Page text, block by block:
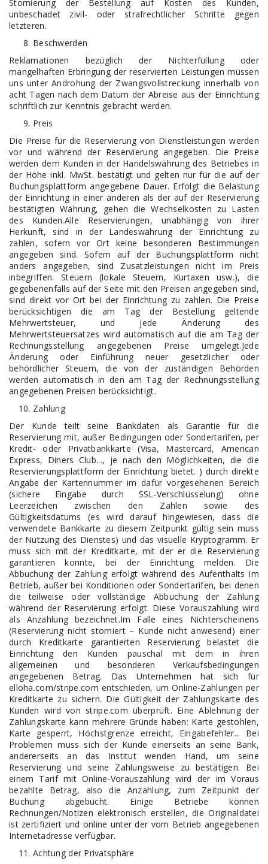
Stornierung der Bestellung auf Kosten des Kunden,
unbeschadet zivil- oder strafrechtlicher Schritte gegen
letzteren.
Beschwerden
Reklamationen bezüglich der Nichterfüllung oder
mangelhaften Erbringung der reservierten Leistungen müssen
uns unter Androhung der Zwangsvollstreckung innerhalb von
acht Tagen nach dem Datum der Abreise aus der Einrichtung
schriftlich zur Kenntnis gebracht werden.
Preis
Die Preise für die Reservierung von Dienstleistungen werden
vor und während der Reservierung angegeben. Die Preise
werden dem Kunden in der Handelswährung des Betriebes in
der Höhe inkl. MwSt. bestätigt und gelten nur für die auf der
Buchungsplattform angegebene Dauer. Erfolgt die Belastung
der Einrichtung in einer anderen als der auf der Reservierung
bestätigten Währung, gehen die Wechselkosten zu Lasten
des Kunden.Alle Reservierungen, unabhängig von ihrer
Herkunft, sind in der Landeswährung der Einrichtung zu
zahlen, sofern vor Ort keine besonderen Bestimmungen
angegeben sind. Sofern auf der Buchungsplattform nicht
anders angegeben, sind Zusatzleistungen nicht im Preis
inbegriffen. Steuern (lokale Steuern, Kurtaxen usw.), die
gegebenenfalls auf der Seite mit den Preisen angegeben sind,
sind direkt vor Ort bei der Einrichtung zu zahlen. Die Preise
berücksichtigen die am Tag der Bestellung geltende
Mehrwertsteuer, und jede Änderung des
Mehrwertsteuersatzes wird automatisch auf die am Tag der
Rechnungsstellung angegebenen Preise umgelegt.Jede
Änderung oder Einführung neuer gesetzlicher oder
behördlicher Steuern, die von der zuständigen Behörden
werden automatisch in den am Tag der Rechnungsstellung
angegebenen Preisen berücksichtigt.
Zahlung
Der Kunde teilt seine Bankdaten als Garantie für die
Reservierung mit, außer Bedingungen oder Sondertarifen, per
Kredit- oder Privatbankkarte (Visa, Mastercard, American
Express, Diners Club..., je nach den Möglichkeiten, die die
Reservierungsplattform der Einrichtung bietet. ) durch direkte
Angabe der Kartennummer im dafür vorgesehenen Bereich
(sichere Eingabe durch SSL-Verschlüsselung) ohne
Leerzeichen zwischen den Zahlen sowie des
Gültigkeitsdatums (es wird darauf hingewiesen, dass die
verwendete Bankkarte zu diesem Zeitpunkt gültig sein muss
der Nutzung des Dienstes) und das visuelle Kryptogramm. Er
muss sich mit der Kreditkarte, mit der er die Reservierung
garantieren konnte, bei der Einrichtung melden. Die
Abbuchung der Zahlung erfolgt während des Aufenthalts im
Betrieb, außer bei Konditionen oder Sondertarifen, bei denen
die teilweise oder vollständige Abbuchung der Zahlung
während der Reservierung erfolgt. Diese Vorauszahlung wird
als Anzahlung bezeichnet.Im Falle eines Nichterscheinens
(Reservierung nicht storniert – Kunde nicht anwesend) einer
durch Kreditkarte garantierten Reservierung belastet die
Einrichtung den Kunden pauschal mit dem in ihren
allgemeinen und besonderen Verkaufsbedingungen
angegebenen Betrag. Das Unternehmen hat sich für
elloha.com/stripe.com entschieden, um Online-Zahlungen per
Kreditkarte zu sichern. Die Gültigkeit der Zahlungskarte des
Kunden wird von stripe.com überprüft. Eine Ablehnung der
Zahlungskarte kann mehrere Gründe haben: Karte gestohlen,
Karte gesperrt, Höchstgrenze erreicht, Eingabefehler... Bei
Problemen muss sich der Kunde einerseits an seine Bank,
andererseits an das Institut wenden Hand, um seine
Reservierung und seine Zahlungsweise zu bestätigen. Bei
einem Tarif mit Online-Vorauszahlung wird der im Voraus
bezahlte Betrag, also die Anzahlung, zum Zeitpunkt der
Buchung abgebucht. Einige Betriebe können
Rechnungen/Notizen elektronisch erstellen, die Originaldatei
ist zertifiziert und online unter der vom Betrieb angegebenen
Internetadresse verfügbar.
Achtung der Privatsphäre